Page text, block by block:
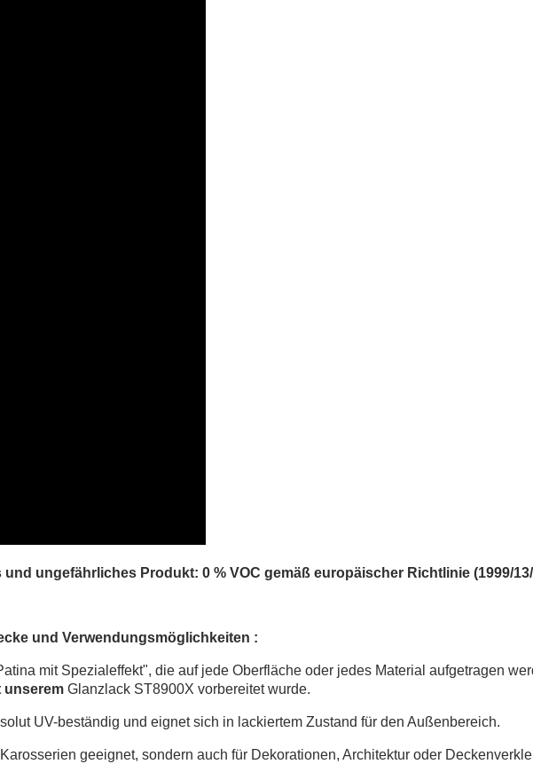
und ungefährliches Produkt: 0 % VOC gemäß europäischer Richtlinie (1999/
und Verwendungsmöglichkeiten :
mit Spezialeffekt", die auf jede Oberfläche oder jedes Material aufgetragen
unseremGlanzlack ST8900X vorbereitet wurde.
UV-beständig und eignet sich in lackiertem Zustand für den Außenbereich.
geeignet, sondern auch für Dekorationen, Architektur oder